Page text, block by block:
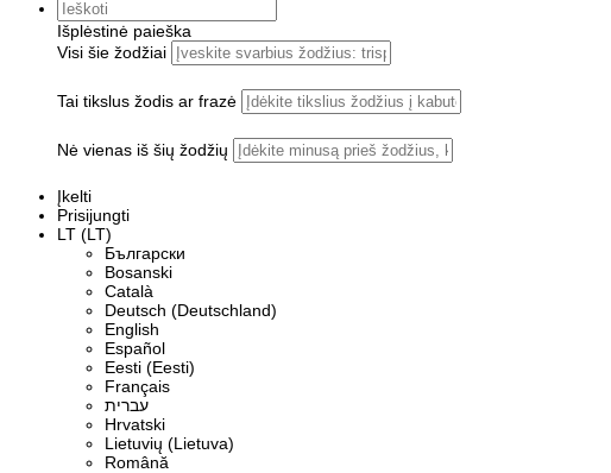
Išplėstinė paieška
Visi šie žodžiai
Tai tikslus žodis ar frazė
Nė vienas iš šių žodžių
Įkelti
Prisijungti
LT (LT)
Български
Bosanski
Сatalà
Deutsch (Deutschland)
English
Español
Eesti (Eesti)
Français
עברית
Hrvatski
Lietuvių (Lietuva)
Română